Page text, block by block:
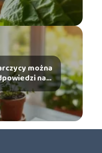
można
na
pytania